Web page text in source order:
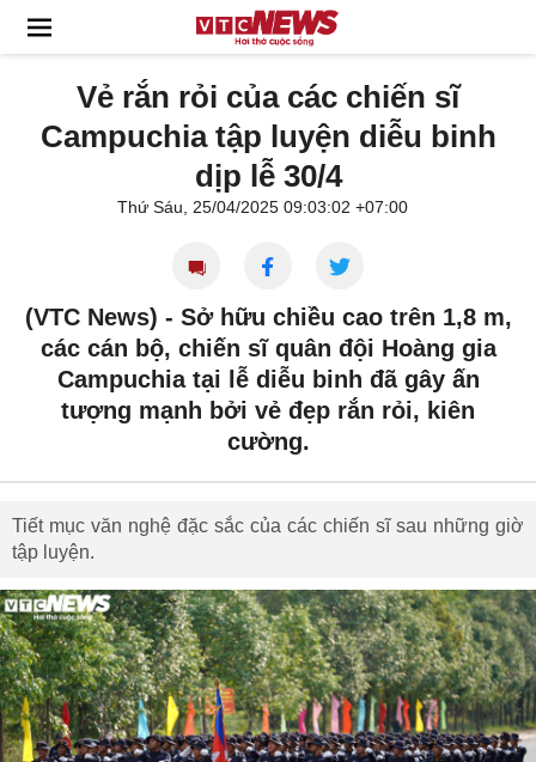
Vẻ rắn rỏi của các chiến sĩ
Campuchia tập luyện diễu binh
dịp lễ 30/4
Thứ Sáu, 25/04/2025 09:03:02 +07:00
(VTC News) - Sở hữu chiều cao trên 1,8 m,
các cán bộ, chiến sĩ quân đội Hoàng gia
Campuchia tại lễ diễu binh đã gây ấn
tượng mạnh bởi vẻ đẹp rắn rỏi, kiên
cường.
Tiết mục văn nghệ đặc sắc của các chiến sĩ sau những giờ
tập luyện.